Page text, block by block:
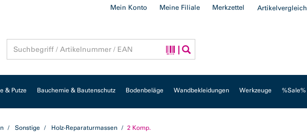
Mein Konto Meine Filiale Merkzettel Artikelvergleich
& Putze Bauchemie & Bautenschutz Bodenbeläge Wandbekleidungen Werkzeuge %Sale%
Sonstige Holz-Reparaturmassen 2 Komp.